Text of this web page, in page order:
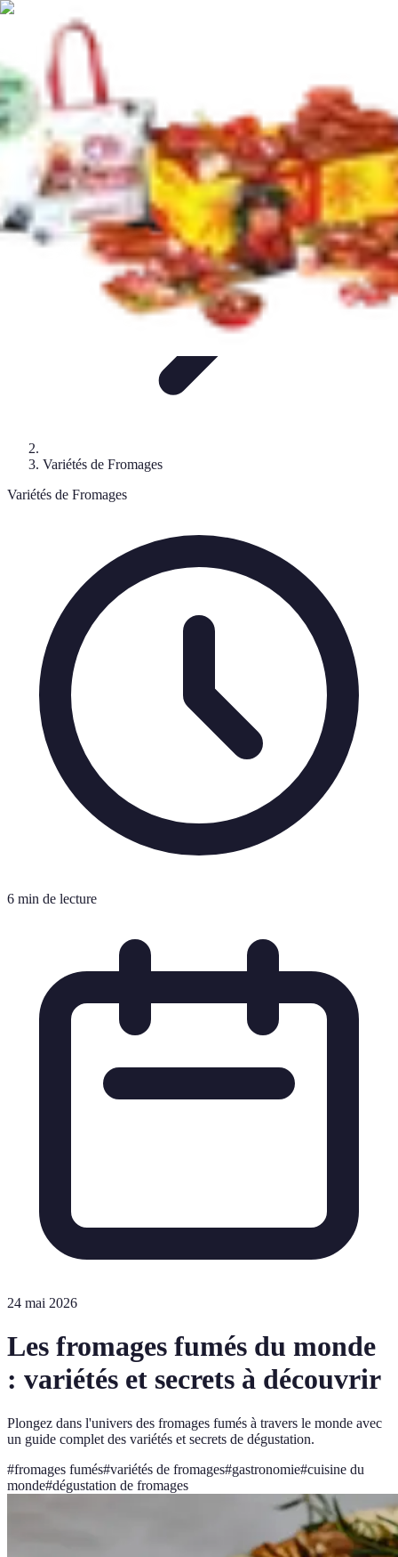
Fromages du Monde
DécouvertesDécouverte
Dégustation
Fromages du Monde
Variétés de Fromages
Variétés de Fromages
6 min de lecture
24 mai 2026
Les fromages fumés du monde
: variétés et secrets à découvrir
Plongez dans l'univers des fromages fumés à travers le monde avec
un guide complet des variétés et secrets de dégustation.
#fromages fumés#variétés de fromages#gastronomie#cuisine du
monde#dégustation de fromages